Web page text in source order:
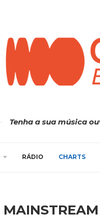
Tenha a sua música
RÁDIO CHARTS
MAINSTREAM